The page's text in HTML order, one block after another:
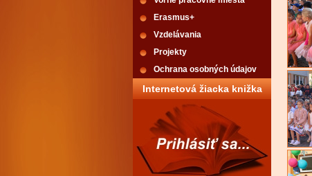
Erasmus+
Vzdelávania
Projekty
Ochrana osobných údajov
Internetová žiacka knižka